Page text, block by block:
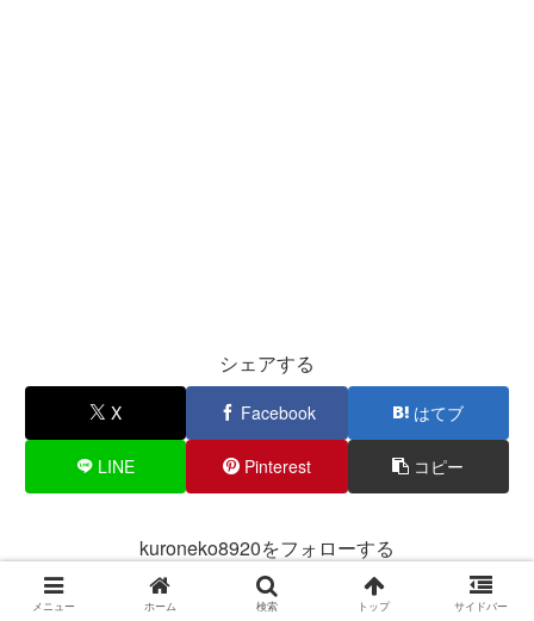
シェアする
X Facebook はてブ
LINE Pinterest コピー
kuroneko8920をフォローする
メニュー ホーム 検索 トップ サイドバー